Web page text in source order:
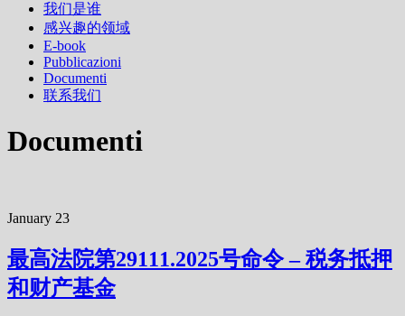
我们是谁
感兴趣的领域
E-book
Pubblicazioni
Documenti
联系我们
Documenti
January 23
最高法院第29111.2025号命令 – 税务抵押
和财产基金